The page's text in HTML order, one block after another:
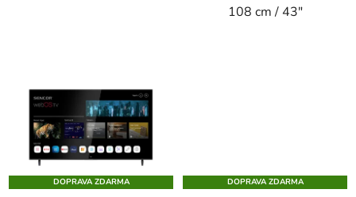
108 cm / 43"
DOPRAVA ZDARMA DOPRAVA ZDARMA